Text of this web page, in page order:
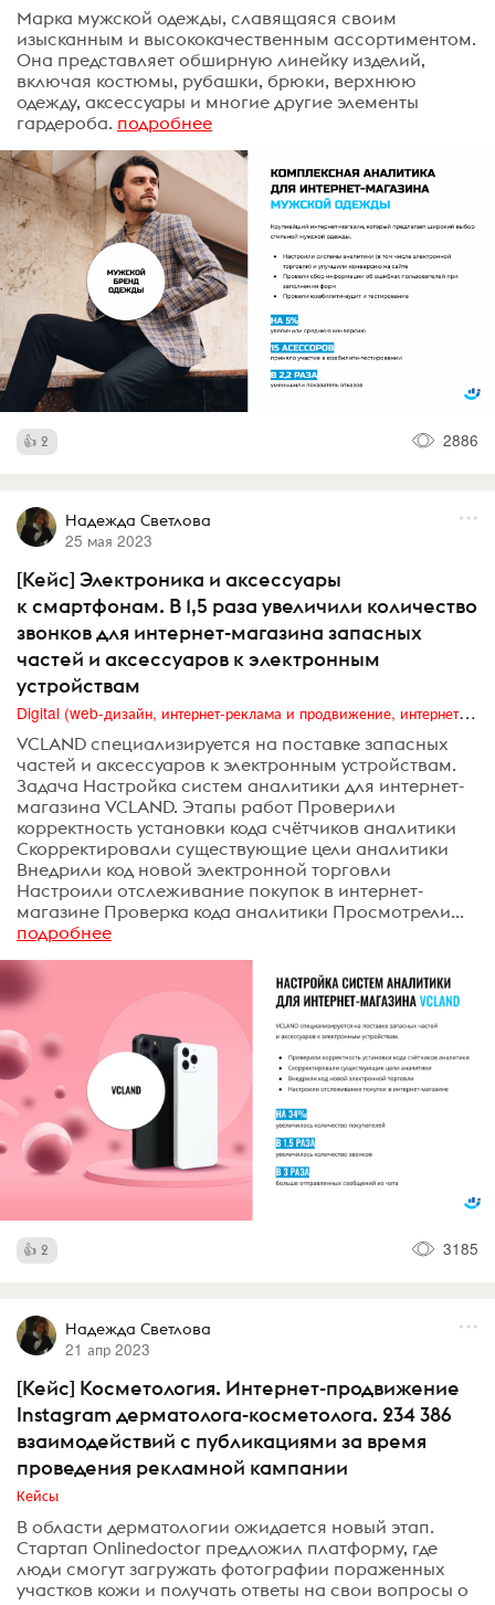
Марка мужской одежды, славящаяся своим
изысканным и высококачественным ассортиментом.
Она представляет обширную линейку изделий,
включая костюмы, рубашки, брюки, верхнюю
одежду, аксессуары и многие другие элементы
гардероба. подробнее
2 2886
Надежда Светлова
25 мая 2023
[Кейс] Электроника и аксессуары
к смартфонам. В 1,5 раза увеличили количество
звонков для интернет-магазина запасных
частей и аксессуаров к электронным
устройствам
Digital (web-дизайн, интернет-реклама и продвижение, интернет-сообщества и блоги, интернет-коммуникации, мобильный маркетинг, реклама на цифровых экранах)
VCLAND специализируется на поставке запасных
частей и аксессуаров к электронным устройствам.
Задача Настройка систем аналитики для интернет-
магазина VCLAND. Этапы работ Проверили
корректность установки кода счётчиков аналитики
Скорректировали существующие цели аналитики
Внедрили код новой электронной торговли
Настроили отслеживание покупок в интернет-
магазине Проверка кода аналитики Просмотрели...
подробнее
2 3185
Надежда Светлова
21 апр 2023
[Кейс] Косметология. Интернет-продвижение
Instagram дерматолога-косметолога. 234 386
взаимодействий с публикациями за время
проведения рекламной кампании
Кейсы
В области дерматологии ожидается новый этап.
Стартап Onlinedoctor предложил платформу, где
люди смогут загружать фотографии пораженных
участков кожи и получать ответы на свои вопросы о